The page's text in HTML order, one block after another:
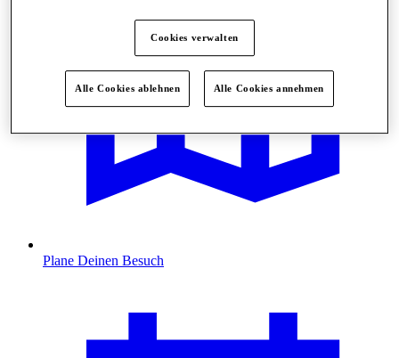
Plane Deinen Besuch
Cookies verwalten
Alle Cookies ablehnen Alle Cookies annehmen